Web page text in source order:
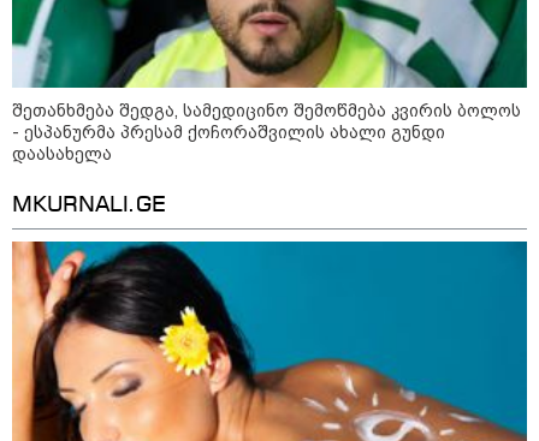
კატეგორიები
6
აგვისტო
დღის ზოგადი
ასტროლოგიური
პროგნოზი
შეთანხმება შედგა, სამედიცინო შემოწმება კვირის ბოლოს
- ესპანურმა პრესამ ქოჩორაშვილის ახალი გუნდი
დაასახელა
MKURNALI.GE